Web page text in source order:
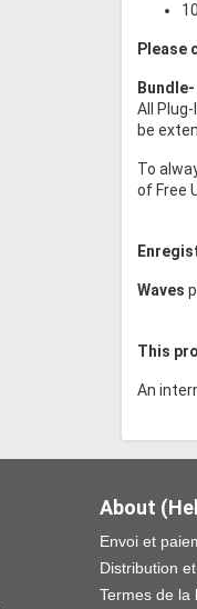
Please
All
be
To
of Free
Waves
This
An
About
Envoi et
Distribution
Termes de la